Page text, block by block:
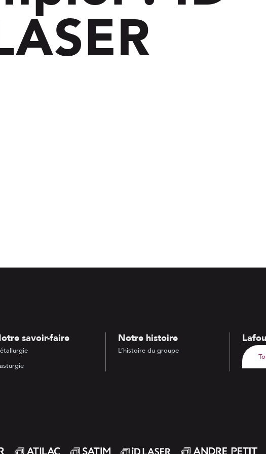
savoir-faire Notre histoire
L’histoire du groupe